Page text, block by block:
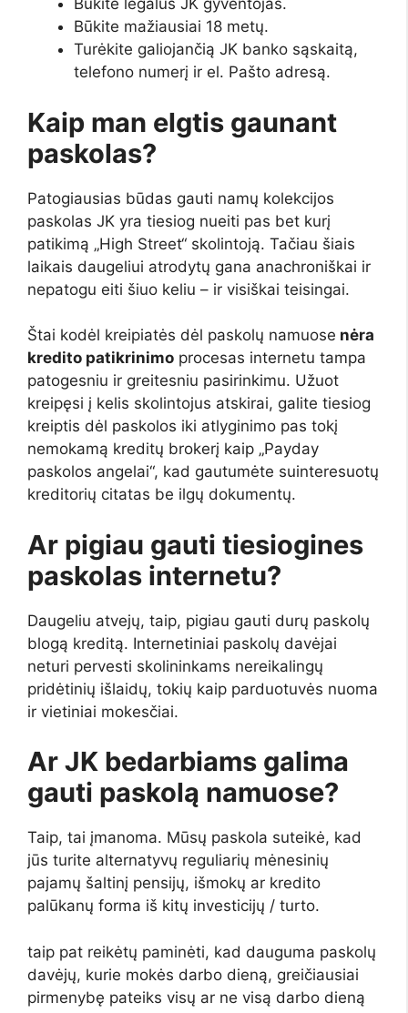
Būkite legalus JK gyventojas.
Būkite mažiausiai 18 metų.
Turėkite galiojančią JK banko sąskaitą,
telefono numerį ir el. Pašto adresą.
Kaip man elgtis gaunant
paskolas?
Patogiausias būdas gauti namų kolekcijos
paskolas JK yra tiesiog nueiti pas bet kurį
patikimą „High Street“ skolintoją. Tačiau šiais
laikais daugeliui atrodytų gana anachroniškai ir
nepatogu eiti šiuo keliu – ir visiškai teisingai.
Štai kodėl kreipiatės dėl paskolų namuose nėra
kredito patikrinimo procesas internetu tampa
patogesniu ir greitesniu pasirinkimu. Užuot
kreipęsi į kelis skolintojus atskirai, galite tiesiog
kreiptis dėl paskolos iki atlyginimo pas tokį
nemokamą kreditų brokerį kaip „Payday
paskolos angelai“, kad gautumėte suinteresuotų
kreditorių citatas be ilgų dokumentų.
Ar pigiau gauti tiesiogines
paskolas internetu?
Daugeliu atvejų, taip, pigiau gauti durų paskolų
blogą kreditą. Internetiniai paskolų davėjai
neturi pervesti skolininkams nereikalingų
pridėtinių išlaidų, tokių kaip parduotuvės nuoma
ir vietiniai mokesčiai.
Ar JK bedarbiams galima
gauti paskolą namuose?
Taip, tai įmanoma. Mūsų paskola suteikė, kad
jūs turite alternatyvų reguliarių mėnesinių
pajamų šaltinį pensijų, išmokų ar kredito
palūkanų forma iš kitų investicijų / turto.
taip pat reikėtų paminėti, kad dauguma paskolų
davėjų, kurie mokės darbo dieną, greičiausiai
pirmenybę pateiks visų ar ne visą darbo dieną